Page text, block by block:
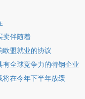
卖伴随着
欧盟就业的协议
全球竞争力的特钢企业
将在今年下半年放缓